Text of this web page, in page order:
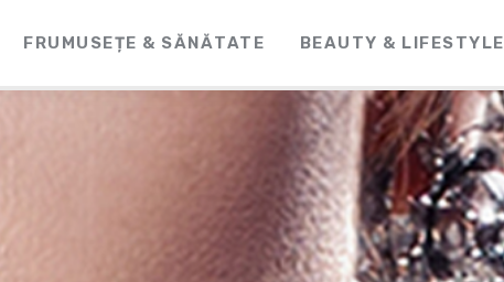
FRUMUSEȚE & SĂNĂTATE BEAUTY & LIFESTYLE
CosmeticLine.